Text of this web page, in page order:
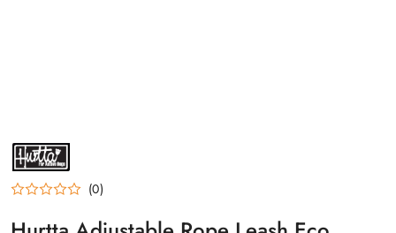
NAZWA
PRODUCENTA:
HURTTA
(0)